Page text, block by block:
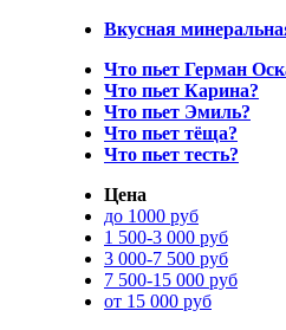
Вкусная
Что пьет Герман
Что пьет Карина?
Что пьет Эмиль?
Что пьет тёща?
Что пьет тесть?
Цена
до 1000 руб
1 500-3 000 руб
3 000-7 500 руб
7 500-15 000 руб
от 15 000 руб